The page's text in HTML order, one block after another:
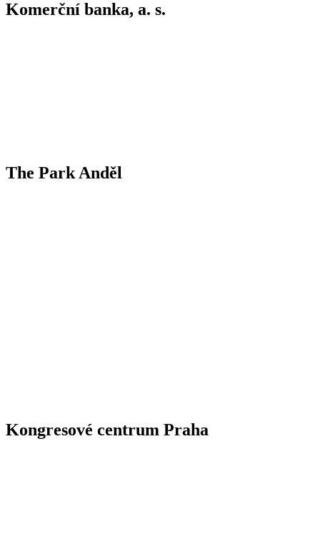
Komerční banka, a. s.
The Park Anděl
Kongresové centrum Praha